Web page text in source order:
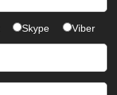
Skype Viber